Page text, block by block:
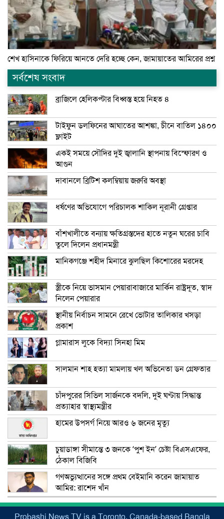
শেখ হাসিনাকে ফিরিয়ে আনতে দেরি হচ্ছে কেন, জামায়াতের আমিরের প্রশ্ন
সর্বশেষ সংবাদ
ব্রাজিলে হেলিকপ্টার বিধ্বস্ত হয়ে নিহত ৪
টাইফুন ডলফিনের আঘাতের আশঙ্কা, চীনে বাতিল ১৪০০
ফ্লাইট
একই সময়ে সৌদির দুই জ্বালানি স্থাপনায় বিস্ফোরণ ও
আগুন
দাবানলে ব্রিটিশ কলম্বিয়ায় জরুরি অবস্থা
ধর্ষণের অভিযোগে পরিচালক শাকিল নূরানী গ্রেপ্তার
বাঁশখালীতে বন্যায় ক্ষতিগ্রস্তদের হাতে নতুন ঘরের চাবি
তুলে দিলেন প্রধানমন্ত্রী
মানিকগঞ্জে শহীদ মিনারে ঝুলছিল কিশোরের মরদেহ
স্ত্রীকে নিয়ে ভাসমান পেয়ারাবাজারে মার্কিন রাষ্ট্রদূত, স্বাদ
নিলেন পেয়ারার
স্থানীয় নির্বাচন সামনে রেখে ভোটার তালিকার খসড়া
প্রকাশ
গ্লামারাস লুকে বিদ্যা সিনহা মিম
সালমান শাহ হত্যা মামলায় খল অভিনেতা ডন গ্রেফতার
চাঁদপুরের সিভিল সার্জনকে বদলি, দুই ঘণ্টায় সিদ্ধান্ত
প্রত্যাহার স্বাস্থ্যমন্ত্রীর
হামের উপসর্গ নিয়ে আরও ৬ জনের মৃত্যু
চুয়াডাঙ্গা সীমান্তে ৩ জনকে ‘পুশ ইন’ চেষ্টা বিএসএফের,
ঠেকাল বিজিবি
গণঅভ্যুত্থানের সঙ্গে প্রথম বেইমানি করেন জামায়াত
আমির: রাশেদ খাঁন